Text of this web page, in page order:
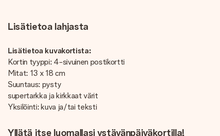
Lisätietoa lahjasta
Lisätietoa kuvakortista:
Kortin tyyppi: 4-sivuinen postikortti
Mitat: 13 x 18 cm
Suuntaus: pysty
supertarkka ja kirkkaat värit
Yksilöinti: kuva ja/tai teksti
Yllätä itse luomallasi ystävänpäiväkortilla!